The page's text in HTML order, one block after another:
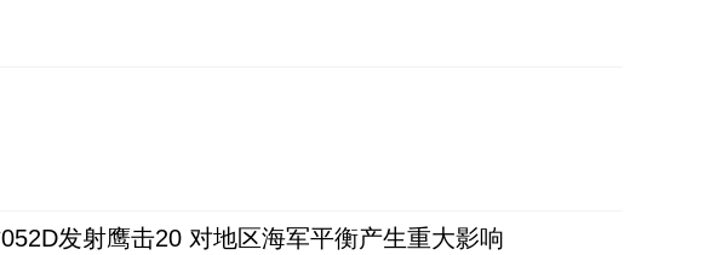
发射鹰击20 对地区海军平衡产生重大影响